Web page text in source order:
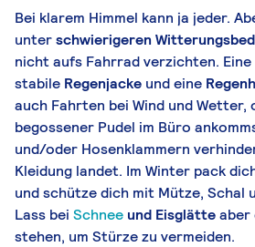
Bei klarem Himmel kann ja jeder.
unterschwierigeren
nicht aufs Fahrrad verzichten. Eine
stabile Regenjacke und eine
auch Fahrten bei Wind und Wetter,
begossener Pudel im Büro
und/oder Hosenklammern
Kleidung landet. Im Winter pack
und schütze dich mit Mütze, Schal
Lass bei Schnee und Eisglätteaber
stehen, um Stürze zu vermeiden.